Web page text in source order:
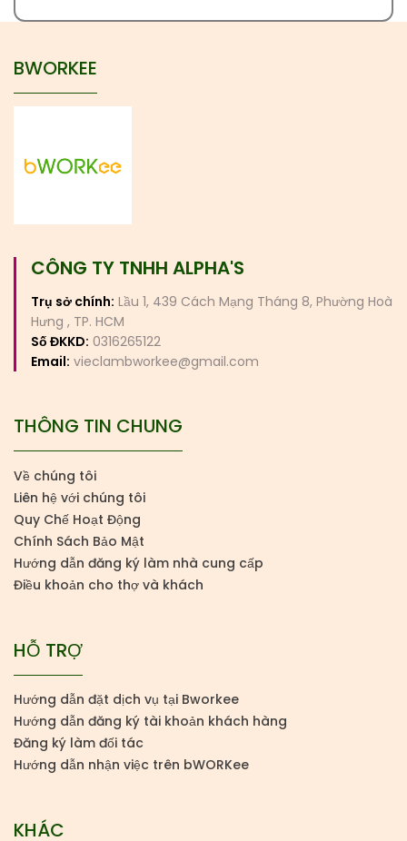
BWORKEE
CÔNG TY TNHH ALPHA'S
Trụ sở chính: Lầu 1, 439 Cách Mạng Tháng 8, Phường Hoà
Hưng , TP. HCM
Số ĐKKD: 0316265122
Email: vieclambworkee@gmail.com
THÔNG TIN CHUNG
Về chúng tôi
Liên hệ với chúng tôi
Quy Chế Hoạt Động
Chính Sách Bảo Mật
Hướng dẫn đăng ký làm nhà cung cấp
Điều khoản cho thợ và khách
HỖ TRỢ
Hướng dẫn đặt dịch vụ tại Bworkee
Hướng dẫn đăng ký tài khoản khách hàng
Đăng ký làm đối tác
Hướng dẫn nhận việc trên bWORKee
KHÁC